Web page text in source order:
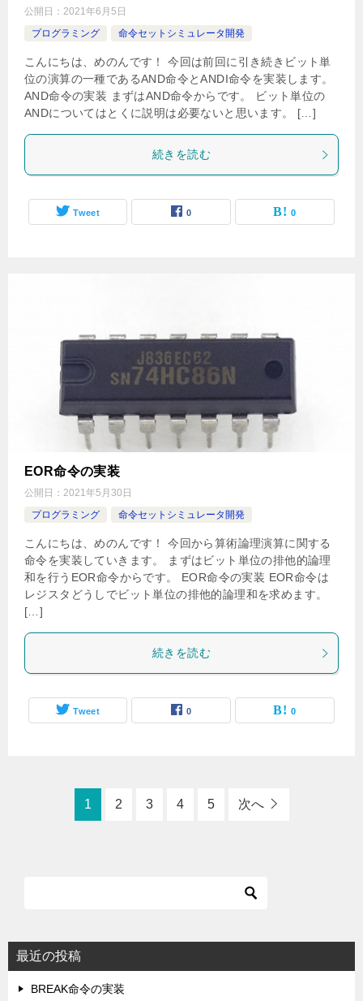
公開日： 2021年6月5日
プログラミング
命令セットシミュレータ開発
こんにちは、めのんです！ 今回は前回に引き続きビット単
位の演算の一種であるAND命令とANDI命令を実装します。
AND命令の実装 まずはAND命令からです。 ビット単位の
ANDについてはとくに説明は必要ないと思います。 […]
続きを読む
Tweet 0 0
EOR命令の実装
公開日： 2021年5月30日
プログラミング
命令セットシミュレータ開発
こんにちは、めのんです！ 今回から算術論理演算に関する
命令を実装していきます。 まずはビット単位の排他的論理
和を行うEOR命令からです。 EOR命令の実装 EOR命令は
レジスタどうしでビット単位の排他的論理和を求めます。
[…]
続きを読む
Tweet 0 0
1 2 3 4 5 次へ
最近の投稿
BREAK命令の実装